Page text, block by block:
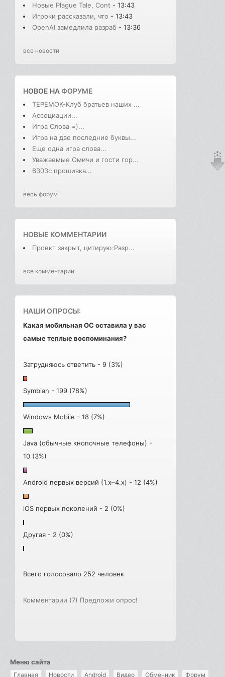
Новые Plague Tale, Cont - 13:43
Игроки рассказали, что - 13:43
OpenAI замедлила разраб - 13:36
все новости
НОВОЕ НАФОРУМЕ
ТЕРЕМОК-Клуб братьев наших ...
Ассоциации...
Игра Слова =)...
Игра на две последние буквы...
Еще одна игра слова...
Уважаемые Омичи и гости гор...
6303с прошивка...
весь форум
НОВЫЕ КОММЕНТАРИИ
Проект закрыт, цитирую:Разр...
все комментарии
НАШИ ОПРОСЫ:
Какая мобильная ОС оставила у вас
самые теплые воспоминания?
Затрудняюсь ответить - 9 (3%)
Symbian - 199 (78%)
Windows Mobile - 18 (7%)
Java (обычные кнопочные телефоны) -
10 (3%)
Android первых версий (1.x–4.x) - 12 (4%)
iOS первых поколений - 2 (0%)
Другая - 2 (0%)
Всего голосовало 252 человек
Комментарии (7) Предложи опрос!
Меню сайта
Главная Новости Android Видео Обменник Форум